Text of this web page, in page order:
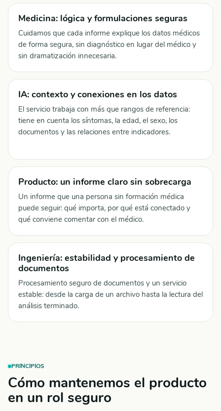
Medicina: lógica y formulaciones seguras
Cuidamos que cada informe explique los datos médicos
de forma segura, sin diagnóstico en lugar del médico y
sin dramatización innecesaria.
IA: contexto y conexiones en los datos
El servicio trabaja con más que rangos de referencia:
tiene en cuenta los síntomas, la edad, el sexo, los
documentos y las relaciones entre indicadores.
Producto: un informe claro sin sobrecarga
Un informe que una persona sin formación médica
puede seguir: qué importa, por qué está conectado y
qué conviene comentar con el médico.
Ingeniería: estabilidad y procesamiento de
documentos
Procesamiento seguro de documentos y un servicio
estable: desde la carga de un archivo hasta la lectura del
análisis terminado.
PRINCIPIOS
Cómo mantenemos el producto
en un rol seguro